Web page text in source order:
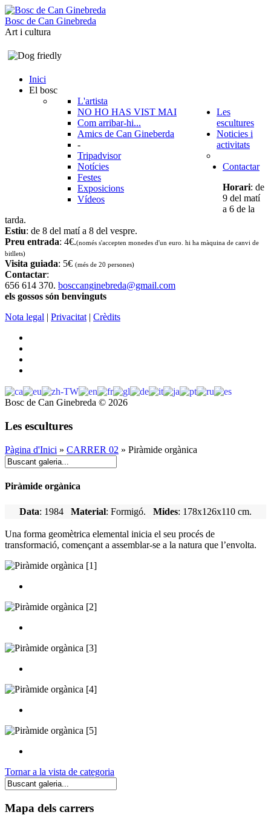
Bosc de Can Ginebreda
Art i cultura
Inici
El bosc
L'artista
NO HO HAS VIST MAI
Com arribar-hi...
Amics de Can Gineberda
-
Tripadvisor
Les
escultures
Noticies i
activitats
Notícies
Festes
Exposicions
Vídeos
Contactar
Horari: de
9 del matí
a 6 de la
tarda.
Estiu: de 8 del matí a 8 del vespre.
Preu entrada: 4€.(només s'accepten monedes d'un euro. hi ha màquina de canvi de
bitllets)
Visita guiada: 5€ (més de 20 persones)
Contactar:
656 614 370. bosccanginebreda@gmail.com
els gossos són benvinguts
Nota legal | Privacitat | Crèdits
Bosc de Can Ginebreda © 2026
Les escultures
Pàgina d'Inici » CARRER 02 » Piràmide orgànica
Piràmide orgànica
Data: 1984 Material: Formigó. Mides: 178x126x110 cm.
Una forma geomètrica elemental inicia el seu procés de
transformació, començant a assemblar-se a la natura que l’envolta.
Tornar a la vista de categoria
Mapa dels carrers